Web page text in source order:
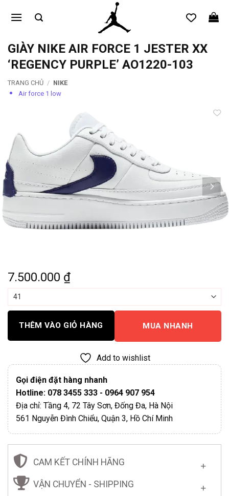
qua
dungGIÀY NIKE AIR FORCE 1 JESTER XX
‘REGENCY PURPLE’ AO1220-103
TRANG CHỦ / NIKE
Air force 1 low
7.500.000 ₫
THÊM VÀO GIỎ HÀNG MUA NHANH
Add to wishlist
Gọi điện đặt hàng nhanh
Hotline: 078 3455 333 - 0964 907 954
Địa chỉ: Tầng 4, 72 Tây Sơn, Đống Đa, Hà Nội
561 Nguyễn Đình Chiểu, Quận 3, Hồ Chí Minh
CAM KẾT CHÍNH HÃNG
VẬN CHUYỂN - SHIPPING